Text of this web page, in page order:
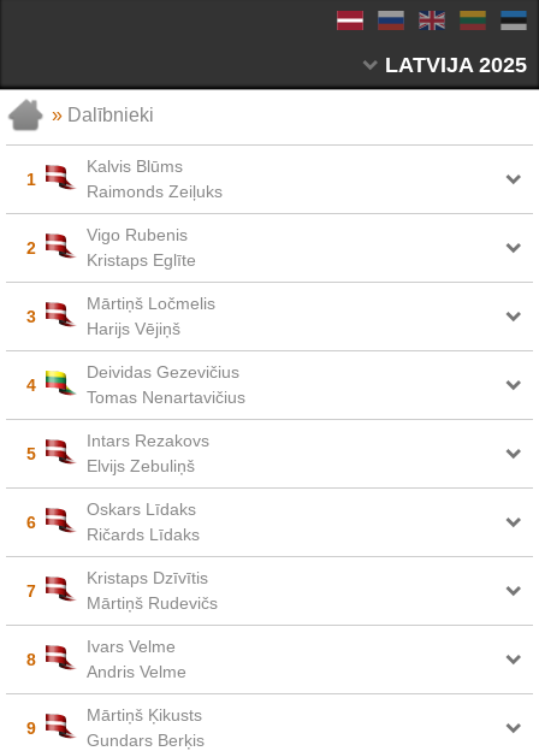
LATVIJA 2025
» Dalībnieki
1
Kalvis Blūms
Raimonds Zeiļuks
2
Vigo Rubenis
Kristaps Eglīte
3
Mārtiņš Ločmelis
Harijs Vējiņš
4
Deividas Gezevičius
Tomas Nenartavičius
5
Intars Rezakovs
Elvijs Zebuliņš
6
Oskars Līdaks
Ričards Līdaks
7
Kristaps Dzīvītis
Mārtiņš Rudevičs
8
Ivars Velme
Andris Velme
9
Mārtiņš Ķikusts
Gundars Berķis